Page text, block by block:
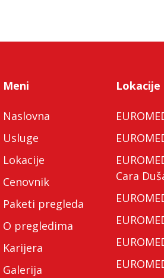
Meni
Naslovna
Usluge
Lokacije
Cenovnik
Paketi pregleda
O pregledima
Karijera
Galerija
Lokacije
Cara